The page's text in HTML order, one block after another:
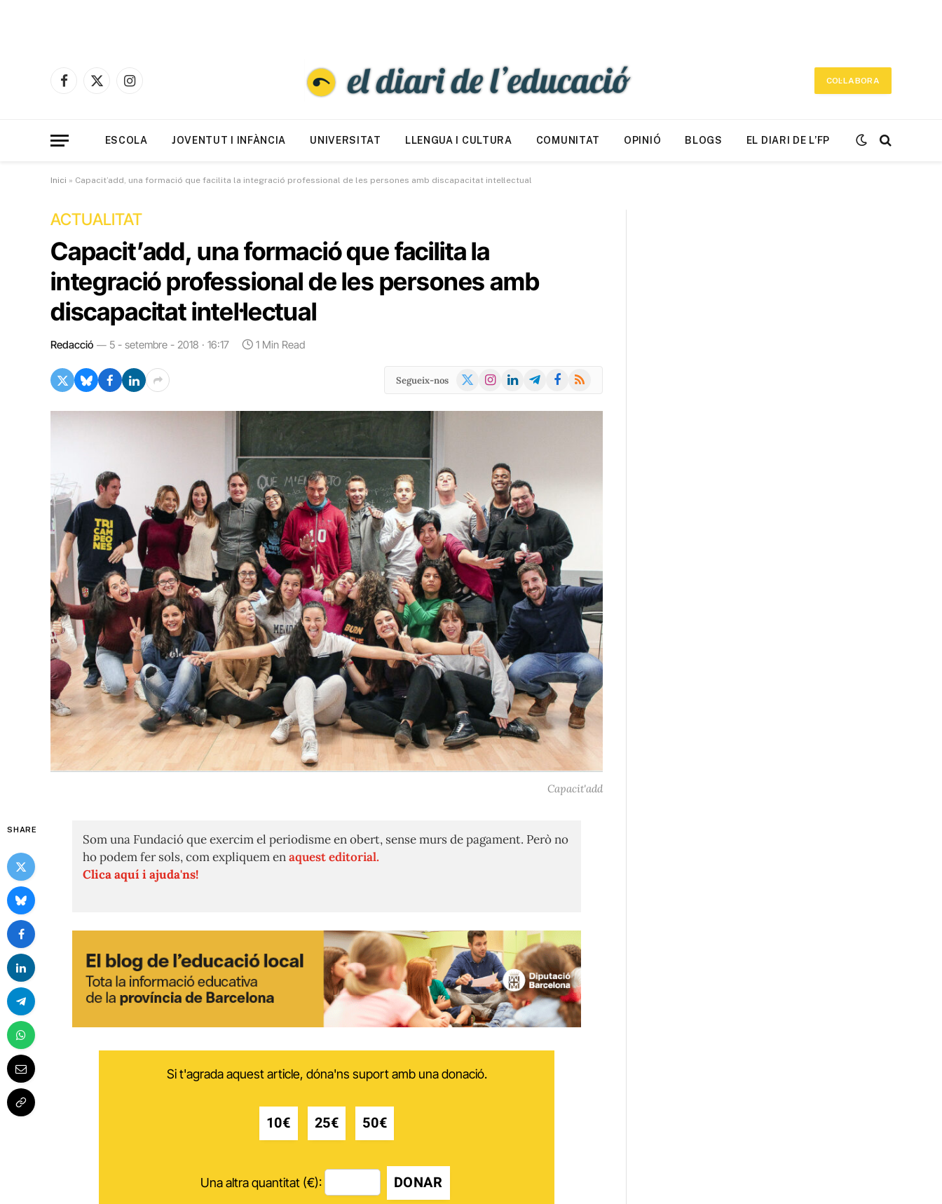
Facebook
X
Instagram
COL·LABORA
ESCOLA JOVENTUT I INFÀNCIA UNIVERSITAT LLENGUA I CULTURA COMUNITAT OPINIÓ BLOGS EL DIARI DE L’FP
Inici » Capacit’add, una formació que facilita la integració professional de les persones amb discapacitat intel·lectual
ACTUALITAT
Capacit’add, una formació que facilita la
integració professional de les persones amb
discapacitat intel·lectual
Redacció 5 - setembre - 2018 · 16:17 1 Min Read
Segueix-nos
X
Instagram
LinkedInTelegramFacebook
RSS
Capacit'add
SHARE
Som una Fundació que exercim el periodisme en obert, sense murs de pagament. Però no
ho podem fer sols, com expliquem enaquest editorial.
Clica aquí i ajuda'ns!
Si t'agrada aquest article, dóna'ns suport amb una donació.
10€ 25€ 50€
Una altra quantitat (€): DONAR